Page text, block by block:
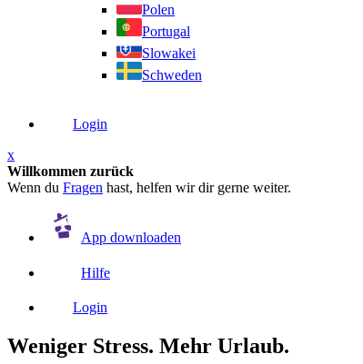
Polen
Portugal
Slowakei
Schweden
Login
x
Willkommen zurück
Wenn du Fragen hast, helfen wir dir gerne weiter.
App downloaden
Hilfe
Login
Weniger Stress. Mehr Urlaub.